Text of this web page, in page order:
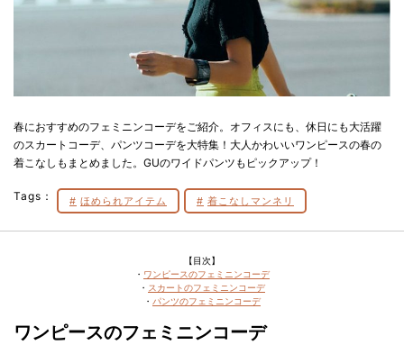
春におすすめのフェミニンコーデをご紹介。オフィスにも、休日にも大活躍
のスカートコーデ、パンツコーデを大特集！大人かわいいワンピースの春の
着こなしもまとめました。GUのワイドパンツもピックアップ！
Tags： ほめられアイテム 着こなしマンネリ
【目次】
・ ワンピースのフェミニンコーデ
・ スカートのフェミニンコーデ
・ パンツのフェミニンコーデ
ワンピースのフェミニンコーデ